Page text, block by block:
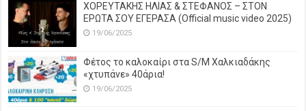
ΧΟΡΕΥΤΑΚΗΣ ΗΛΙΑΣ & ΣΤΕΦΑΝΟΣ – ΣΤΟΝ
ΕΡΩΤΑ ΣΟΥ ΕΓΕΡΑΣΑ (Official music video 2025)
19/06/2025
Φέτος το καλοκαίρι στα S/M Χαλκιαδάκης
«χτυπάνε» 40άρια!
19/06/2025